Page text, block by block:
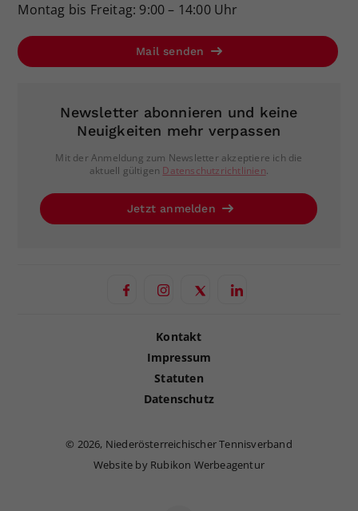
Montag bis Freitag: 9:00 – 14:00 Uhr
Mail senden
Newsletter abonnieren und keine
Neuigkeiten mehr verpassen
Mit der Anmeldung zum Newsletter akzeptiere ich die
aktuell gültigen Datenschutzrichtlinien.
Jetzt anmelden
Kontakt
Impressum
Statuten
Datenschutz
© 2026, Niederösterreichischer Tennisverband
Website by Rubikon Werbeagentur